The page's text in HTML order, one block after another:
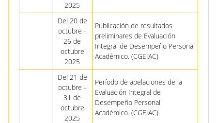
2025
Del 20 de
octubre -
26 de
octubre
2025
Publicación de resultados
preliminares de Evaluación
Integral de Desempeño Personal
Académico. (CGEIAC)
Del 21 de
octubre -
31 de
octubre
2025
Período de apelaciones de la
Evaluación Integral de
Desempeño Personal
Académico. (CGEIAC)